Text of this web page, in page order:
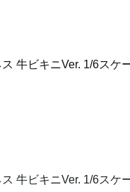
牛ビキニVer. 1/6スケ
牛ビキニVer. 1/6スケ